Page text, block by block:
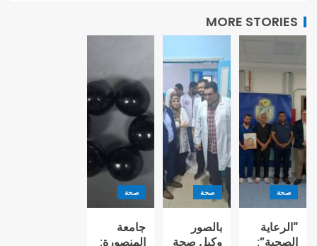
MORE STORIES
صحة
“الرعاية
الصحية”:
صحة
بالصور
وكيل صحة
صحة
جامعة
المنصورة: